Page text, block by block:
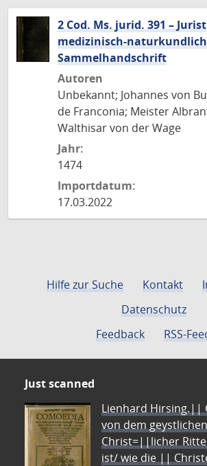
2 Cod. Ms. jurid. 391 –
medizinisch-
Sammelhandschrift
Autoren
Unbekannt; Johannes von
de Franconia; Meister
Walthisar von der Wage
Jahr:
1474
Importdatum:
17.03.2022
Hilfe zur Suche Kontakt
Datenschutz
Feedback
RSS-
Just scanned
Lienhard Hirsing.||
von dem
Christ=||licher
ist/ wie die ||